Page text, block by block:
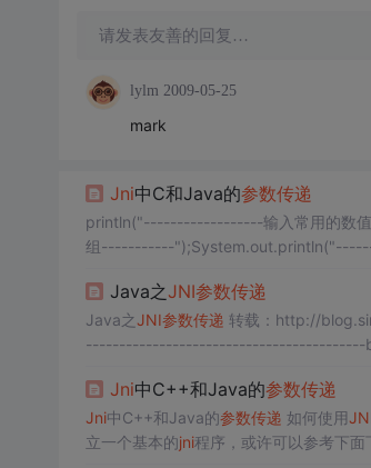
请发表友善的回复…
lylm 2009-05-25
mark
Jni中C和Java的参数传递
println("------------------输入常用的数
组-----------
Java之 JNI参数传递
Java之JNI参数传递
------------------------------------------
Jni中C++和Java的参数传递
Jni中C++和Java的参数传递 如何使用
立一个基本的jni程序，或许可以参考下面